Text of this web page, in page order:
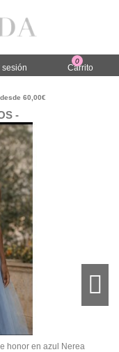
sesión
0
Carrito
60,00€
-
honor en azul Nerea